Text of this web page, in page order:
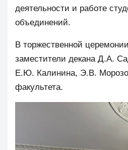
деятельности и работе
объединений.
В торжественной
заместители декана Д.А.
Е.Ю. Калинина, Э.В.
факультета.